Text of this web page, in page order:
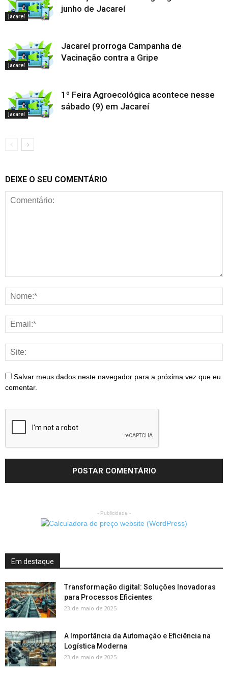
Jacareí
junho de Jacareí
Jacareí
Jacareí prorroga Campanha de
Vacinação contra a Gripe
Jacareí
1º Feira Agroecológica acontece nesse
sábado (9) em Jacareí
DEIXE O SEU COMENTÁRIO
Salvar meus dados neste navegador para a próxima vez que eu
comentar.
- Publicidade -
Em destaque
Transformação digital: Soluções Inovadoras
para Processos Eficientes
23 de maio de 2025
A Importância da Automação e Eficiência na
Logística Moderna
23 de maio de 2025